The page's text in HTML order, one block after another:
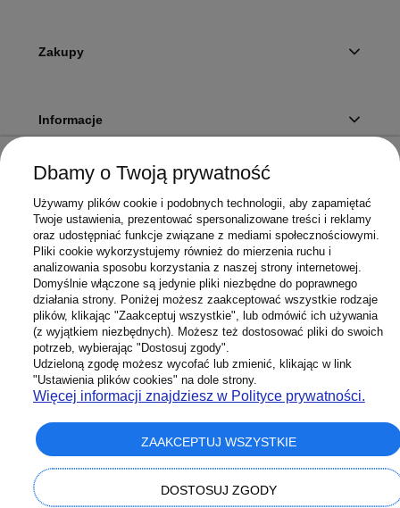
Zakupy
Informacje
Twoje konto
Sklep
Infolinia:603 658 272
Mail:Sklep@Superbateria.pl
(pon-pt 8:00-15:30)
pokaż pełną wersję strony
Dbamy o Twoją prywatność
Używamy plików cookie i podobnych technologii, aby zapamiętać
Twoje ustawienia, prezentować spersonalizowane treści i reklamy
oraz udostępniać funkcje związane z mediami społecznościowymi.
Pliki cookie wykorzystujemy również do mierzenia ruchu i
analizowania sposobu korzystania z naszej strony internetowej.
Domyślnie włączone są jedynie pliki niezbędne do poprawnego
działania strony. Poniżej możesz zaakceptować wszystkie rodzaje
plików, klikając "Zaakceptuj wszystkie", lub odmówić ich używania
(z wyjątkiem niezbędnych). Możesz też dostosować pliki do swoich
potrzeb, wybierając "Dostosuj zgody".
Udzieloną zgodę możesz wycofać lub zmienić, klikając w link
"Ustawienia plików cookies" na dole strony.
Więcej informacji znajdziesz w Polityce prywatności.
ZAAKCEPTUJ WSZYSTKIE
DOSTOSUJ ZGODY